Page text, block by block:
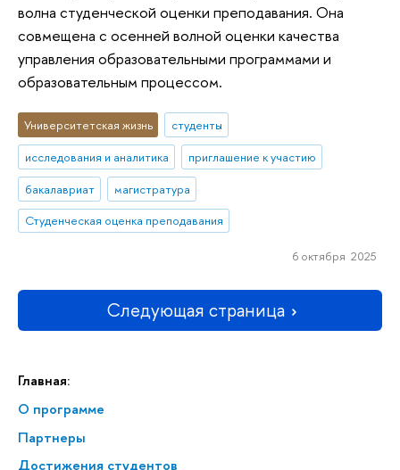
Главная:
О программе
Партнеры
Достижения студентов
волна студенческой оценки преподавания. Она
совмещена с осенней волной оценки качества
управления образовательными программами и
образовательным процессом.
Университетская жизнь
студенты
исследования и аналитика
приглашение к участию
бакалавриат
магистратура
Студенческая оценка преподавания
6 октября 2025
Следующая страница